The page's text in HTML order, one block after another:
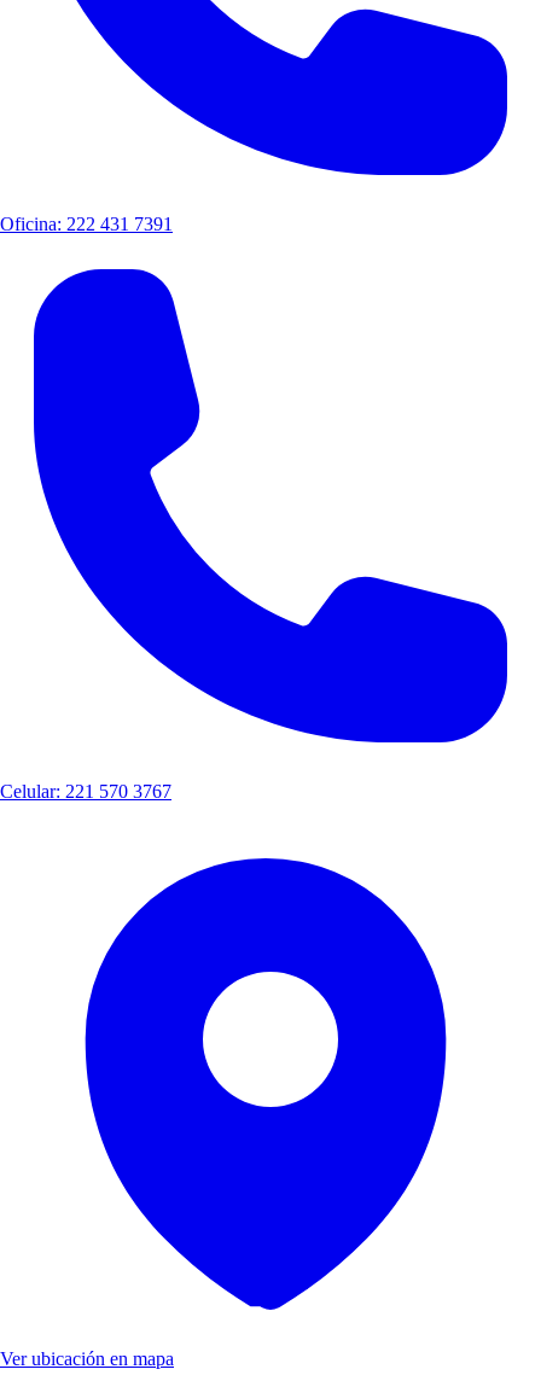
Oficina: 222 431 7391
Celular: 221 570 3767
Ver ubicación en mapa